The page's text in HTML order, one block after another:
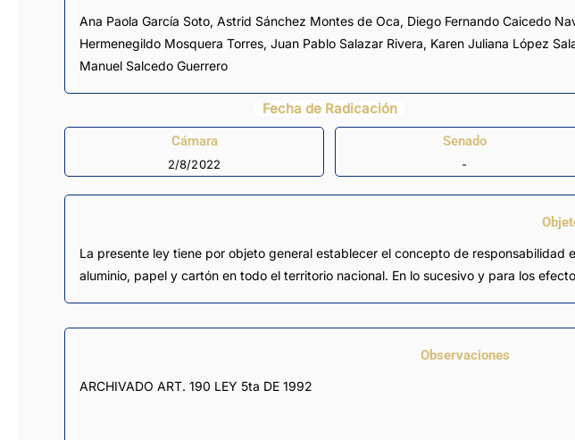
Ana Paola García Soto, Astrid Sánchez Montes de Oca, Diego Fernando Caicedo
Hermenegildo Mosquera Torres, Juan Pablo Salazar Rivera, Karen Juliana López
Manuel Salcedo Guerrero
Fecha de Radicación
Cámara
2/8/2022
Senado
-
La presente ley tiene por objeto general establecer el concepto de
aluminio, papel y cartón en todo el territorio nacional. En lo sucesivo y para los
Observaciones
ARCHIVADO ART. 190 LEY 5ta DE 1992